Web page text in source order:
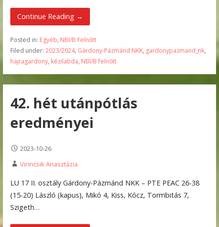
Continue Reading →
Posted in: Egyéb, NBI/B Felnőtt
Filed under: 2023/2024, Gárdony-Pázmánd NKK, gardonypazmand_nk,
hajragardony, kézilabda, NBI/B felnőtt
42. hét utánpótlás
eredményei
2023-10-26
Virincsik Anasztázia
LU 17 II. osztály Gárdony-Pázmánd NKK – PTE PEAC 26-38
(15-20) László (kapus), Mikó 4, Kiss, Kócz, Tormbitás 7,
Szigeth…